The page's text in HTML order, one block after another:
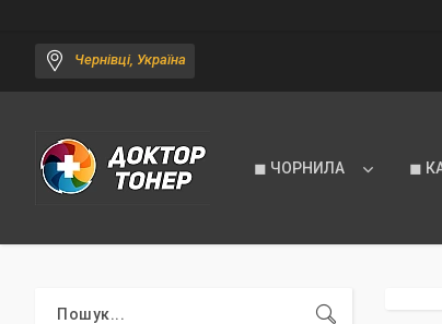
Чернівці, Україна
◼ ЧОРНИЛА ◼